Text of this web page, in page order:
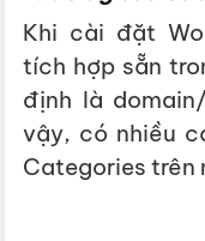
Khi cài đặt
tích hợp sẵn
định là
vậy, có nhiều
Categories trên